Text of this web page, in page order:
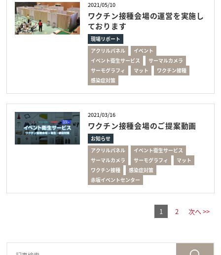
2021/05/10
ワクチン接種会場の運営を実施し
ております
現場リポート
アクリルパネル
イベント
イベント衛生サービス
サーマルカメラ
サーモグラフィ
マット
ワクチン接種
感染症対策
2021/03/16
ワクチン接種会場のご提案動画
お知らせ
アクリルパネル
イベント衛生サービス
サーマルカメラ
サーモグラフィ
マット
ワクチン接種
感染症対策
赤坂イベントセンター
1 2 次へ >>